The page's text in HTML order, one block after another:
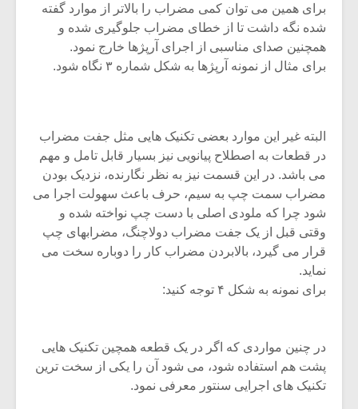
برای همین می توان کمی مضراب را بالاتر از موارد گفته
شده نگه داشت تا از خطای مضراب جلوگیری شده و
همچنین صدای مناسبی از اجرای آرپژها خارج نمود.
برای مثال از نمونه آرپژها به شکل شماره ۳ نگاه شود.
البته غیر این موارد بعضی تکنیک هایی مثل جفت مضراب
در قطعات به اصطلاح پیانویی نیز بسیار قابل تامل و مهم
می باشد. در این قسمت نیز به نظر نگارنده، نزدیک بودن
مضراب سمت چپ به سیم، حرف باعث سهولت اجرا می
شود چرا که ملودی اصلی با دست چپ نواخته شده و
وقتی قبل از یک جفت مضراب دولاچنگ، مضرابهای چپ
قرار می گیرد، بالابردن مضراب کار را دوباره سخت می
نماید.
برای نمونه به شکل ۴ توجه کنید:
در چنین مواردی که اگر در یک قطعه همچین تکنیک هایی
پشت هم استفاده شود، می شود آن را یکی از سخت ترین
تکنیک های اجرایی سنتور معرفی نمود.
یادداشتی بر موسیقی
متن فیلم «متری
شیش و نیم»
بدنام ترین باش